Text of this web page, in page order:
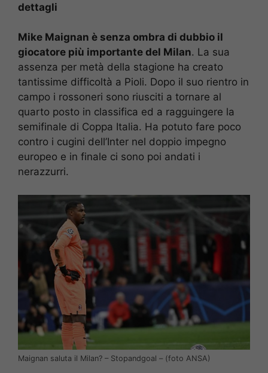
dettagli
Mike Maignan è senza ombra di dubbio il
giocatore più importante del Milan. La sua
assenza per metà della stagione ha creato
tantissime difficoltà a Pioli. Dopo il suo rientro in
campo i rossoneri sono riusciti a tornare al
quarto posto in classifica ed a ragguingere la
semifinale di Coppa Italia. Ha potuto fare poco
contro i cugini dell’Inter nel doppio impegno
europeo e in finale ci sono poi andati i
nerazzurri.
Maignan saluta il Milan? – Stopandgoal – (foto ANSA)